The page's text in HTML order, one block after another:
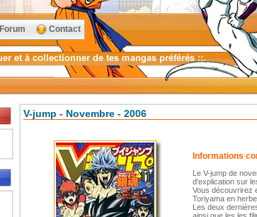
Forum Contact
V-jump - Novembre - 2006
Informations
Le V-jump de
d'explication sur
Vous découvrirez
Toriyama en
Les deux